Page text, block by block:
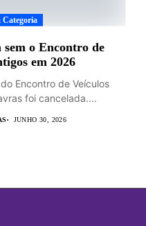
Categoria
sem o Encontro de
em 2026
Encontro de Veículos
foi cancelada....
JUNHO 30, 2026